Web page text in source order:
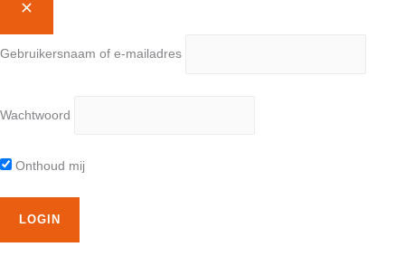
Gebruikersnaam of e-mailadres
Wachtwoord
Onthoud mij